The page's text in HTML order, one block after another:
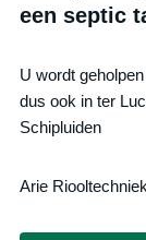
een septic
U wordt
dus ook in ter
Schipluiden
Arie